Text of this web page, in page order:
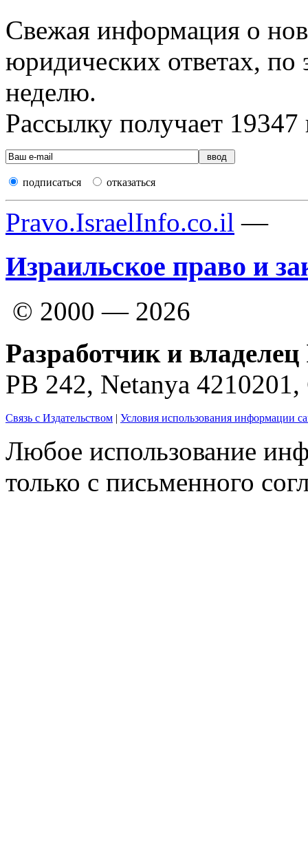
Свежая информация о
юридических ответах, по
неделю.
Рассылку получает 19347
подписаться отказаться
Pravo.IsraelInfo.co.il —
Израильское право и
© 2000 — 2026
Разработчик и
PB 242, Netanya
Связь с Издательством | Условия использования информации
Любое использование
только с письменного